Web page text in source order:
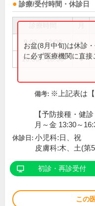
診療/受付時間・休診日
9:00～12:00 ●
16:30～18:30 ●
お盆(8月中旬)は休診
に必ず医療機関に直接
備考: ※上記表は
【予防接種・健
月～金 13:30～
休診日: 小児科:日、祝
皮膚科:木、土(第
初診・再診受付
この